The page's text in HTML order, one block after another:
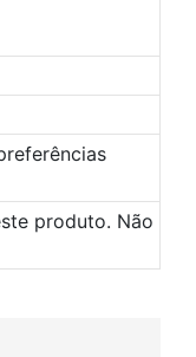
produto. Não